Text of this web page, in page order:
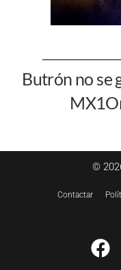
Butrón no se
©
Contactar